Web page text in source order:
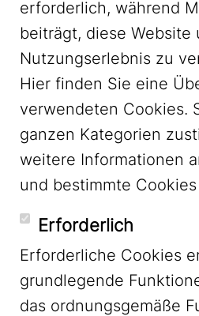
LinkedIn
YouTube
Mastodon
erforderlich, während
beiträgt, diese Website
Nutzungserlebnis zu
Hier finden Sie eine
verwendeten Cookies.
ganzen Kategorien
weitere Informationen
und bestimmte
Erforderlich
Erforderliche Cookies
grundlegende
das ordnungsgemäße